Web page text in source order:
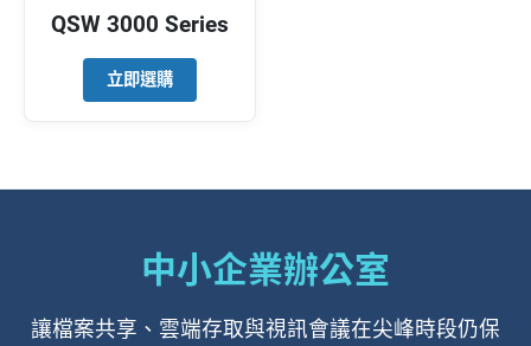
QSW 3000 Series
立即選購
中小企業辦公室
讓檔案共享、雲端存取與視訊會議在尖峰時段仍保